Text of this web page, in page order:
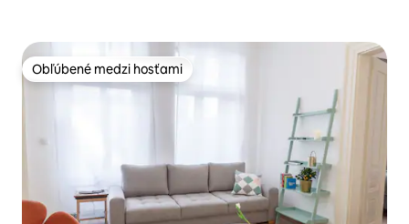
Obľúbené medzi hosťami
Obľúbené medzi hosťami